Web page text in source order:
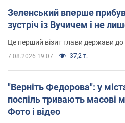
Зеленський вперше
зустріч із Вучичем і не
Це перший візит глави держави
7.08.2026 19:07 37,2 т.
"Верніть Федорова": у
поспіль тривають масові
Фото і відео